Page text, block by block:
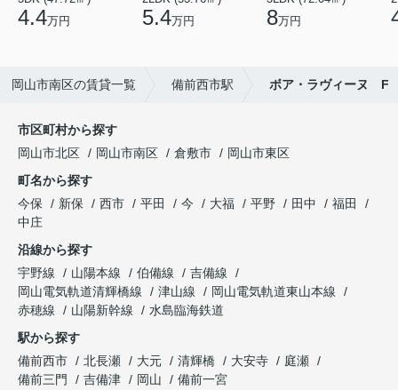
4.4万円 5.4万円 8万円
岡山市南区の賃貸一覧 備前西市駅 ボア・ラヴィーヌ F
市区町村から探す
岡山市北区
岡山市南区 倉敷市
岡山市東区
町名から探す
今保
新保 西市 平田 今 大福 平野 田中
福田
中庄
沿線から探す
宇野線
山陽本線 伯備線
吉備線
岡山電気軌道清輝橋線
津山線
岡山電気軌道東山本線
赤穂線
山陽新幹線
水島臨海鉄道
駅から探す
備前西市
北長瀬 大元 清輝橋 大安寺
庭瀬
備前三門
吉備津 岡山 備前一宮